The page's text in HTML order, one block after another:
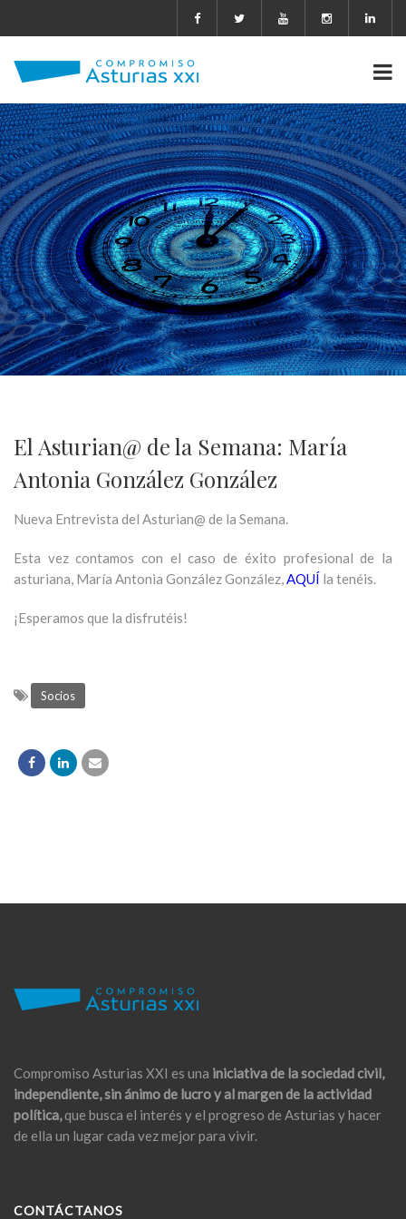
El Asturian@ de la Semana: María
Antonia González González
Nueva Entrevista del Asturian@ de la Semana.
Esta vez contamos con el caso de éxito profesional de la
asturiana, María Antonia González González,AQUÍ la tenéis.
¡Esperamos que la disfrutéis!
Socios
Compromiso Asturias XXI es una iniciativa de la sociedad civil,
independiente, sin ánimo de lucro y al margen de la actividad
política,que busca el interés y el progreso de Asturias y hacer
de ella un lugar cada vez mejor para vivir.
CONTÁCTANOS